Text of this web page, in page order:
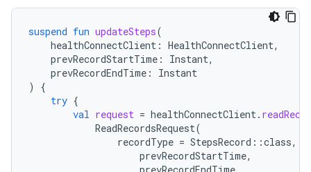
suspend fun updateSteps(
healthConnectClient : HealthConnectClient,
prevRecordStartTime : Instant,
prevRecordEndTime :
Instant
)
{
try {
val request = healthConnectClient.
ReadRecordsRequest(
recordType = StepsRecord ::class,
prevRecordStartTime,